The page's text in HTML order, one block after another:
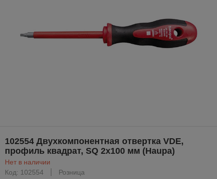
102554 Двухкомпонентная отвертка VDE,
профиль квадрат, SQ 2x100 мм (Haupa)
Нет в наличии
Код: 102554
Розница